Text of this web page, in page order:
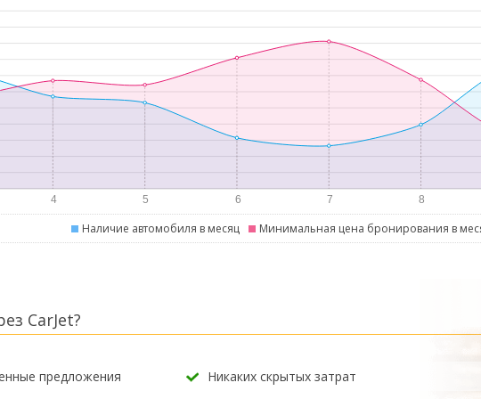
Наличие автомобиля в месяц Минимальная цена бронирования в
CarJet?
предложения Никаких скрытых затрат